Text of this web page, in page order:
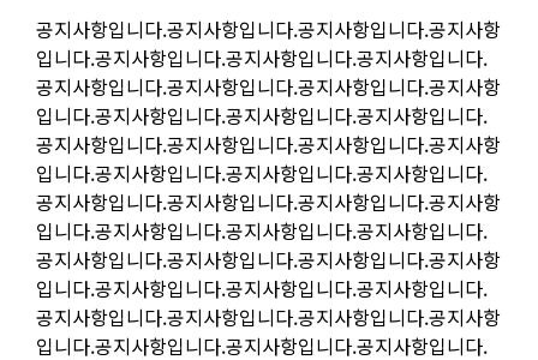
Content
공지사항입니다.공지사항입니다.공지사항입니다.공지사항
입니다.공지사항입니다.공지사항입니다.공지사항입니다.
공지사항입니다.공지사항입니다.공지사항입니다.공지사항
입니다.공지사항입니다.공지사항입니다.공지사항입니다.
공지사항입니다.공지사항입니다.공지사항입니다.공지사항
입니다.공지사항입니다.공지사항입니다.공지사항입니다.
공지사항입니다.공지사항입니다.공지사항입니다.공지사항
입니다.공지사항입니다.공지사항입니다.공지사항입니다.
공지사항입니다.공지사항입니다.공지사항입니다.공지사항
입니다.공지사항입니다.공지사항입니다.공지사항입니다.
공지사항입니다.공지사항입니다.공지사항입니다.공지사항
입니다.공지사항입니다.공지사항입니다.공지사항입니다.